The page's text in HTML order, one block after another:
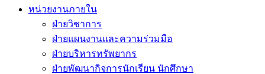
หน่วยงานภายใน
ฝ่ายวิชาการ
ฝ่ายแผนงานและความร่วมมือ
ฝ่ายบริหารทรัพยากร
ฝ่ายพัฒนากิจการนักเรียน นักศึกษา